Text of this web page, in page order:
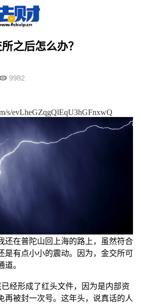
课详情页
之后怎么办？
9982
s/evLheGZqgQlEqU3hGFnxwQ
还在普陀山回上海的路上，虽然符合
是有点小小的震动。因为，金交所可
。
经形成了红头文件，因为是内部资
再被封一次号。这年头，说真话的人